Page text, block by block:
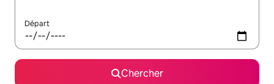
Départ
Chercher